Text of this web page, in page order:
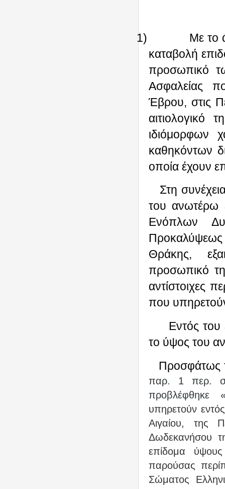
1)
Με το
καταβολή
προσωπικό
Ασφαλείας
Έβρου, στις
ιδιόμορφων
καθηκόντων
οποία έχουν
Στη
του ανωτέρω
Ενόπλων
Θράκης,
προσωπικό
αντίστοιχες
που
Εντός
το ύψος του
Προσφάτως
παρ. 1 περ.
προβλέφθηκε
υπηρετούν
Αιγαίου, της
Δωδεκανήσου
επίδομα
παρούσας
Σώματος